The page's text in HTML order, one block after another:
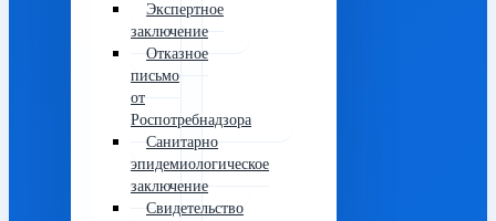
Экспертное
заключение
Отказное
письмо
от
Роспотребнадзора
Санитарно
эпидемиологическое
заключение
Свидетельство